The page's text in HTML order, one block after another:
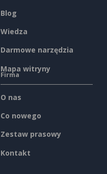
Blog
Wiedza
Darmowe narzędzia
Mapa witryny
Firma
O nas
Co nowego
Zestaw prasowy
Kontakt